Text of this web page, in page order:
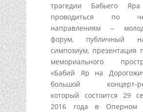
трагедии Бабьего
проводиться по
направлениям –
форум, публичный
симпозиум, презентация
мемориального
«Бабий Яр на
большой концерт-
который состоится 29
2016 года в Оперном